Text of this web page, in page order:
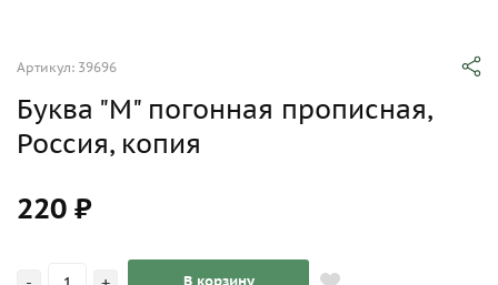
Артикул: 39696
Буква "М" погонная прописная,
Россия, копия
220 ₽
В корзину